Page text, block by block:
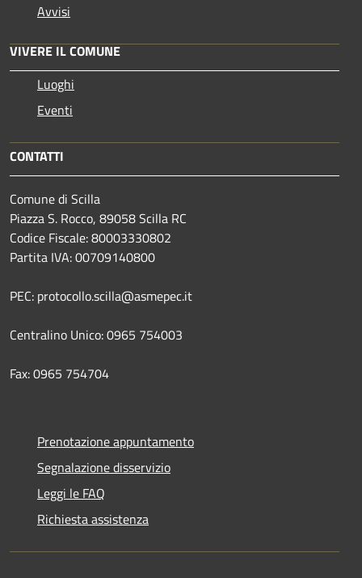
Avvisi
VIVERE IL COMUNE
Luoghi
Eventi
CONTATTI
Comune di Scilla
Piazza S. Rocco, 89058 Scilla RC
Codice Fiscale: 80003330802
Partita IVA: 00709140800
PEC: protocollo.scilla@asmepec.it
Centralino Unico: 0965 754003
Fax: 0965 754704
Prenotazione appuntamento
Segnalazione disservizio
Leggi le FAQ
Richiesta assistenza